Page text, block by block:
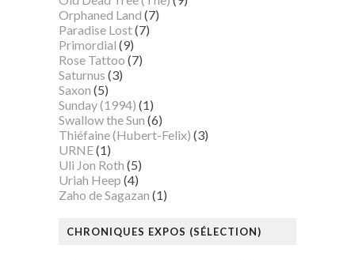
Orphaned Land (7)
Paradise Lost(7)
Primordial (9)
Rose Tattoo (7)
Saturnus (3)
Saxon (5)
Sunday (1994) (1)
Swallow the Sun (6)
Thiéfaine (Hubert-Felix) (3)
URNE(1)
Uli Jon Roth (5)
Uriah Heep (4)
Zaho de Sagazan (1)
CHRONIQUES EXPOS (SÉLECTION)